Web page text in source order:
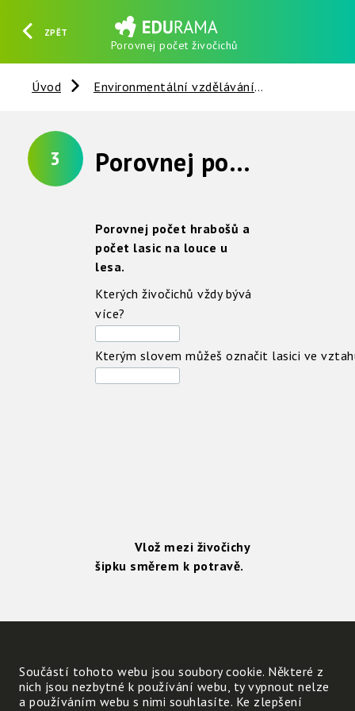
ZPĚT
Porovnej počet živočichů
HLEDAT REGISTROVAT PŘIHLÁSIT SE
Úvod Environmentální vzdělávání
3 Porovnej počet živočichů
Porovnej počet hrabošů a
počet lasic na louce u
lesa.
Kterých živočichů vždy bývá
více?
Kterým slovem můžeš označit lasici ve
Vlož mezi živočichy
šipku směrem k potravě.
Porovnej počty živočichů
vyvoď závěr: Využij slova
predátor, parazit,
býložravec, masožravec,
Součástí tohoto webu jsou soubory cookie. Některé z
nich jsou nezbytné k používání webu, ty vypnout nelze
a používáním webu s nimi souhlasíte. Ke zlepšení